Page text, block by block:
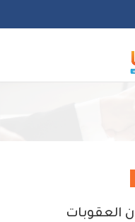
العقوبات